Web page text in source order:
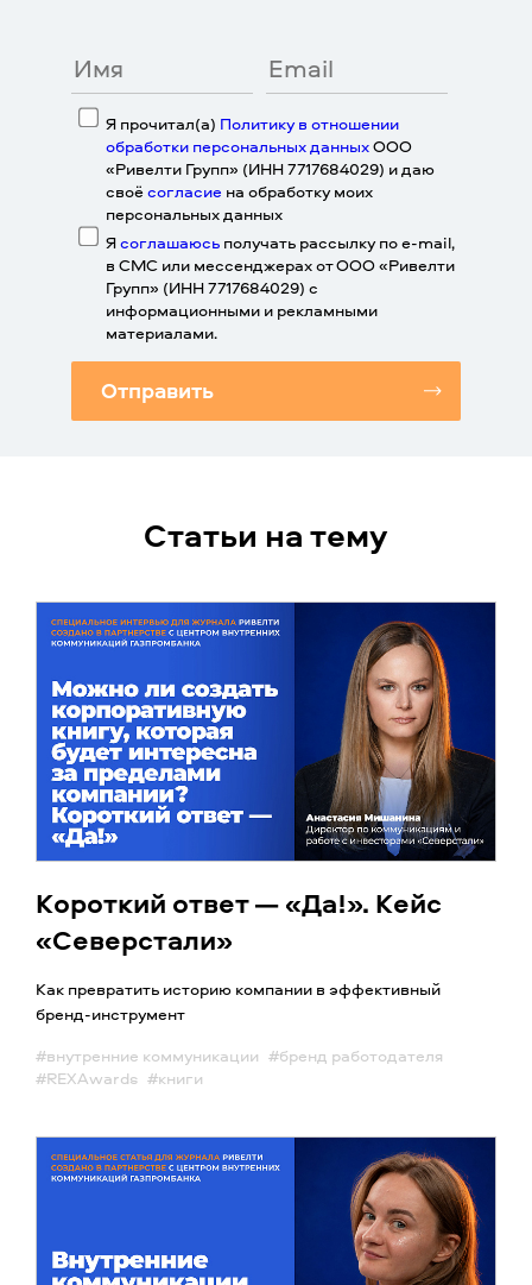
Я прочитал(а) Политику в отношении
обработки персональных данныхООО
«Ривелти Групп» (ИНН 7717684029) и даю
своёсогласие на обработку моих
персональных данных
Ясоглашаюсь получать рассылку по e-mail,
в СМС или мессенджерах от ООО «Ривелти
Групп» (ИНН 7717684029) с
информационными и рекламными
материалами.
Отправить
Статьи на тему
Короткий ответ — «Да!». Кейс
«Северстали»
Как превратить историю компании в эффективный
бренд-инструмент
#внутренние коммуникации #бренд работодателя
#REXAwards #книги